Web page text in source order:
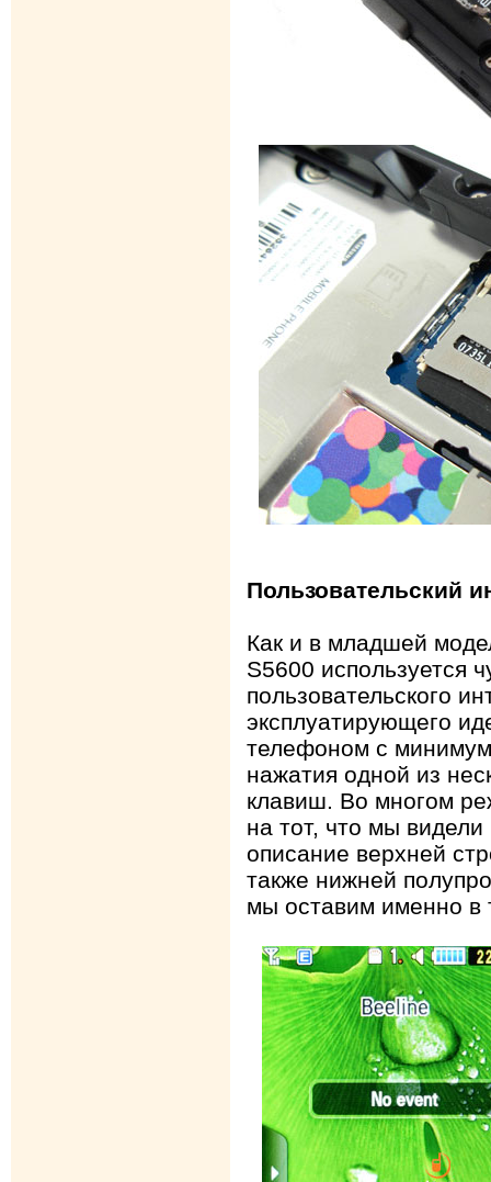
Пользовательский
Как и в младшей
S5600 используется
пользовательского
эксплуатирующего
телефоном с
нажатия одной из
клавиш. Во многом
на тот, что мы
описание верхней
также нижней
мы оставим именно в